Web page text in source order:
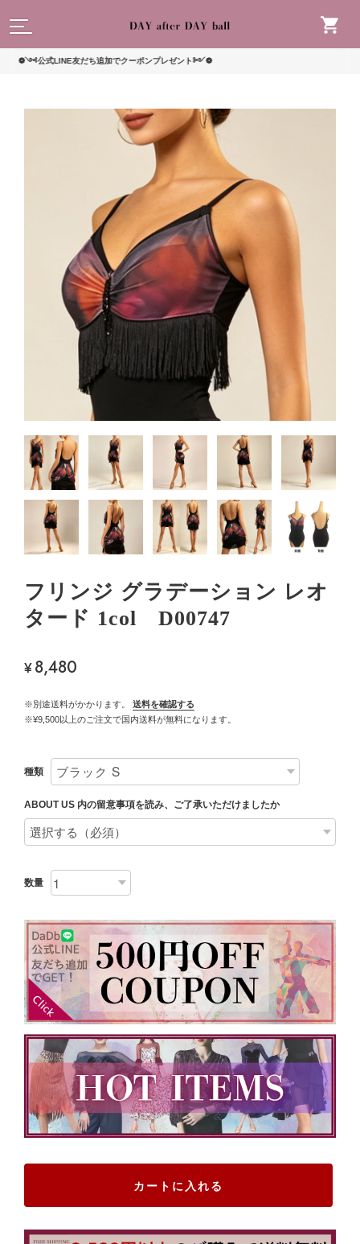
公式LINE友だち追加でクーポンプレゼント༻❁
フリンジ グラデーション レオ
タード 1col D00747
¥8,480
※別途送料がかかります。
送料を確認する
※¥9,500以上のご注文で国内送料が無料になります。
種類
ABOUT US 内の留意事項を読み、ご了承いただけましたか
数量
カートに入れる